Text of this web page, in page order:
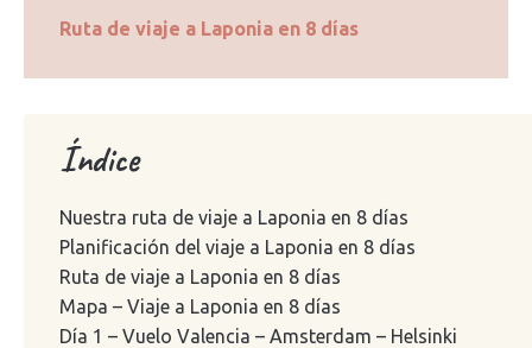
Ruta de viaje a Laponia en 8 días
Índice
Nuestra ruta de viaje a Laponia en 8 días
Planificación del viaje a Laponia en 8 días
Ruta de viaje a Laponia en 8 días
Mapa – Viaje a Laponia en 8 días
Día 1 – Vuelo Valencia – Amsterdam – Helsinki